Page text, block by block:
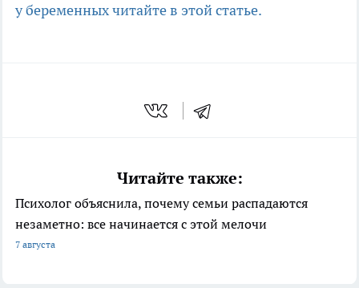
у беременных читайте в этой статье.
Читайте также:
Психолог объяснила, почему семьи распадаются
незаметно: все начинается с этой мелочи
7 августа